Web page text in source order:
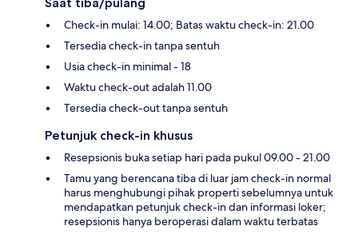
Check-in mulai: 14.00; Batas waktu check-in: 21.00
Tersedia check-in tanpa sentuh
Usia check-in minimal - 18
Waktu check-out adalah 11.00
Tersedia check-out tanpa sentuh
Petunjuk check-in khusus
Resepsionis buka setiap hari pada pukul 09.00 - 21.00
Tamu yang berencana tiba di luar jam check-in normal
harus menghubungi pihak properti sebelumnya untuk
mendapatkan petunjuk check-in dan informasi loker;
resepsionis hanya beroperasi dalam waktu terbatas